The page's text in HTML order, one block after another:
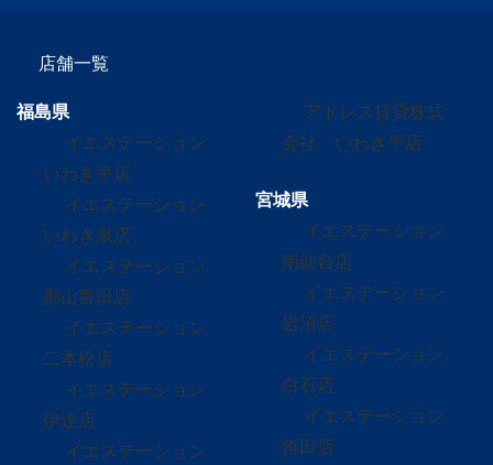
店舗一覧
福島県
イエステーション
いわき平店
イエステーション
いわき泉店
イエステーション
郡山富田店
イエステーション
二本松店
イエステーション
伊達店
イエステーション
アドレス賃貸株式
会社 いわき平店
宮城県
イエステーション
南仙台店
イエステーション
岩沼店
イエステーション
白石店
イエステーション
角田店